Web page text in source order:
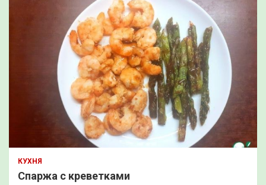
КУХНЯ
Спаржа с креветками